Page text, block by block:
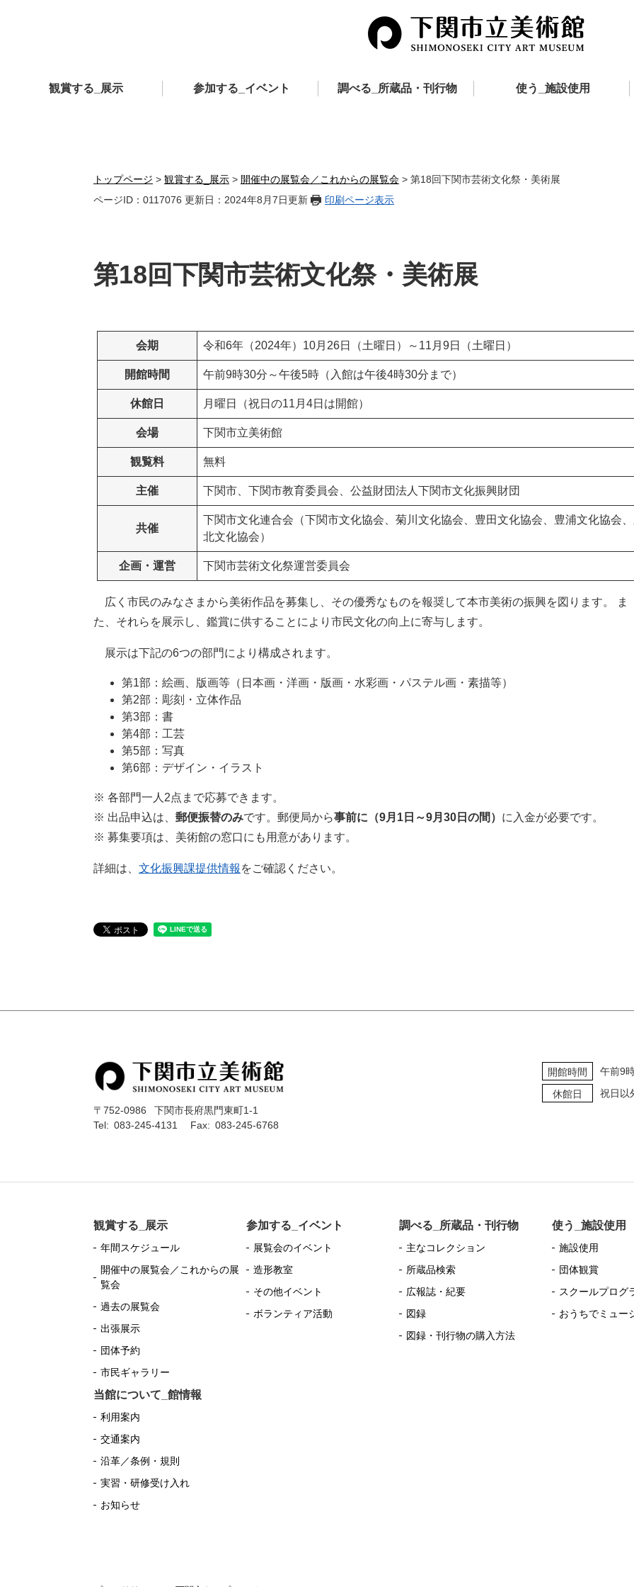
観賞する_展示 参加する_イベント 調べる_所蔵品・刊行物 使う_施設使用
トップページ > 観賞する_展示 > 開催中の展覧会／これからの展覧会 > 第18回下関市芸術文化祭・美術展
本
ページID：0117076 更新日：2024年8月7日更新 印刷ページ表示
第18回下関市芸術文化祭・美術展
会期 令和6年（2024年）10月26日（土曜日）～11月9日（土曜日）
開館時間 午前9時30分～午後5時（入館は午後4時30分まで）
休館日 月曜日（祝日の11月4日は開館）
会場 下関市立美術館
観覧料 無料
主催 下関市、下関市教育委員会、公益財団法人下関市文化振興財団
共催
下関市文化連合会（下関市文化協会、菊川文化協会、豊田文化協会、豊浦文化協会
北文化協会）
企画・運営 下関市芸術文化祭運営委員会
広く市民のみなさまから美術作品を募集し、その優秀なものを報奨して本市美術の振興を図ります。 ま
た、それらを展示し、鑑賞に供することにより市民文化の向上に寄与します。
展示は下記の6つの部門により構成されます。
第1部：絵画、版画等（日本画・洋画・版画・水彩画・パステル画・素描等）
第2部：彫刻・立体作品
第3部：書
第4部：工芸
第5部：写真
第6部：デザイン・イラスト
※ 各部門一人2点まで応募できます。
※ 出品申込は、 郵便振替のみです。郵便局から事前に（9月1日～9月30日の間） に入金が必要です。
※ 募集要項は、美術館の窓口にも用意があります。
詳細は、 文化振興課提供情報 をご確認ください。
〒752-0986
下関市長府黒門東町1-1
Tel: 083-245-4131 Fax: 083-245-6768
開館時間
午前9
休館日
祝日以
観賞する_展示
年間スケジュール
開催中の展覧会／これからの展
覧会
過去の展覧会
出張展示
団体予約
市民ギャラリー
参加する_イベント
展覧会のイベント
造形教室
その他イベント
ボランティア活動
調べる_所蔵品・刊行物
主なコレクション
所蔵品検索
広報誌・紀要
図録
図録・刊行物の購入方法
使う_施設使用
施設使用
団体観賞
スクールプログ
おうちでミュー
当館について_館情報
利用案内
交通案内
沿革／条例・規則
実習・研修受け入れ
お知らせ